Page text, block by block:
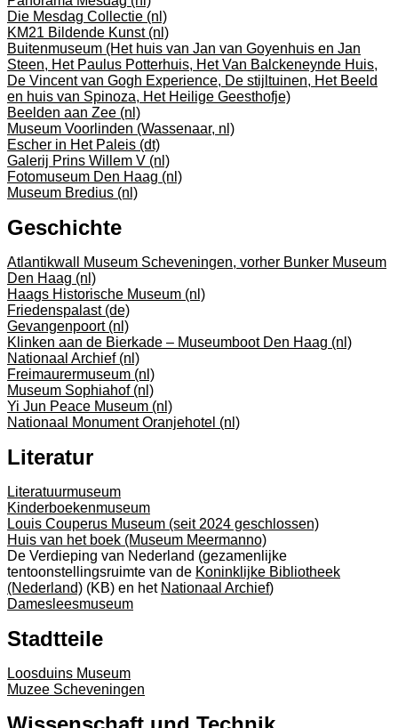
Die Mesdag Collectie (nl)
KM21 Bildende Kunst (nl)
Buitenmuseum (Het huis van Jan van Goyenhuis en Jan
Steen, Het Paulus Potterhuis, Het Van Balckeneynde Huis,
De Vincent van Gogh Experience, De stijltuinen, Het Beeld
en huis van Spinoza, Het Heilige Geesthofje)
Beelden aan Zee (nl)
Museum Voorlinden (Wassenaar, nl)
Escher in Het Paleis (dt)
Galerij Prins Willem V (nl)
Fotomuseum Den Haag (nl)
Museum Bredius (nl)
Geschichte
Atlantikwall Museum Scheveningen, vorher Bunker Museum
Den Haag (nl)
Haags Historische Museum (nl)
Friedenspalast (de)
Gevangenpoort (nl)
Klinken aan de Bierkade – Museumboot Den Haag (nl)
Nationaal Archief (nl)
Freimaurermuseum (nl)
Museum Sophiahof (nl)
Yi Jun Peace Museum (nl)
Nationaal Monument Oranjehotel (nl)
Literatur
Literatuurmuseum
Kinderboekenmuseum
Louis Couperus Museum (seit 2024 geschlossen)
Huis van het boek (Museum Meermanno)
De Verdieping van Nederland (gezamenlijke
tentoonstellingsruimte van de Koninklijke Bibliotheek
(Nederland) (KB) en het Nationaal Archief)
Damesleesmuseum
Stadtteile
Loosduins Museum
Muzee Scheveningen